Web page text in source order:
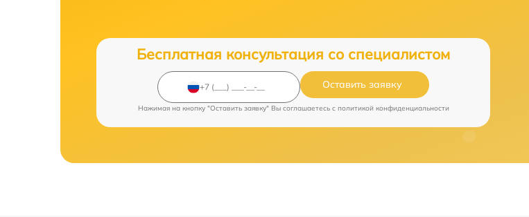
Бесплатная консультация со специалистом
Оставить заявку
Нажимая на кнопку "Оставить заявку" Вы соглашаетесь c политикой конфиденциальности